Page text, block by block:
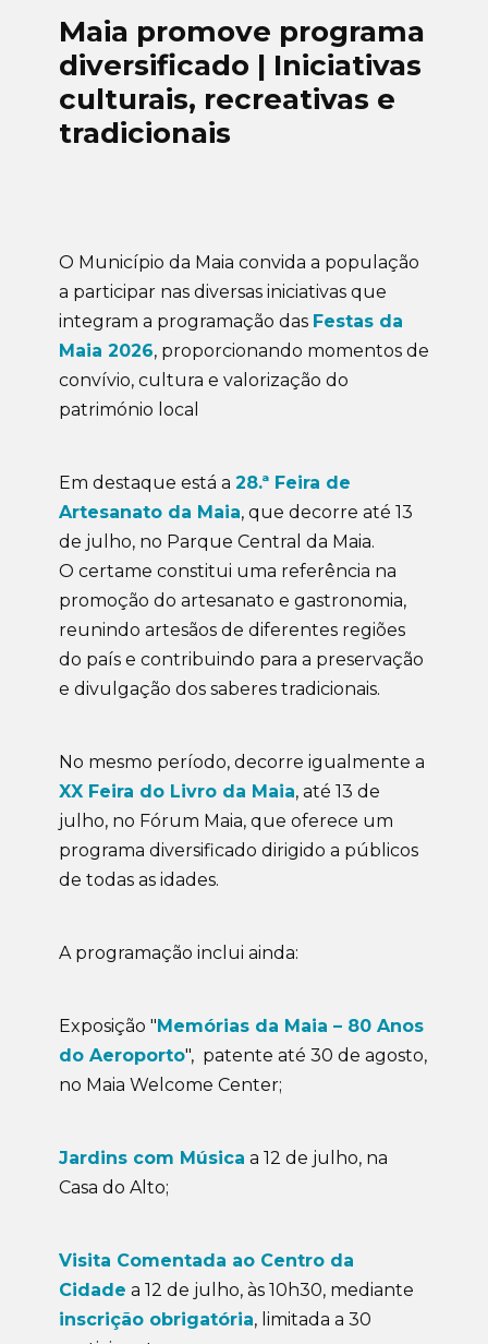
Maia promove programa
diversificado | Iniciativas
culturais, recreativas e
tradicionais
O Município da Maia convida a população
a participar nas diversas iniciativas que
integram a programação das Festas da
Maia 2026, proporcionando momentos de
convívio, cultura e valorização do
património local
Em destaque está a 28.ª Feira de
Artesanato da Maia, que decorre até 13
de julho, no Parque Central da Maia.
O certame constitui uma referência na
promoção do artesanato e gastronomia,
reunindo artesãos de diferentes regiões
do país e contribuindo para a preservação
e divulgação dos saberes tradicionais.
No mesmo período, decorre igualmente a
XX Feira do Livro da Maia, até 13 de
julho, no Fórum Maia, que oferece um
programa diversificado dirigido a públicos
de todas as idades.
A programação inclui ainda:
Exposição "Memórias da Maia – 80 Anos
do Aeroporto", patente até 30 de agosto,
no Maia Welcome Center;
Jardins com Música a 12 de julho, na
Casa do Alto;
Visita Comentada ao Centro da
Cidade a 12 de julho, às 10h30, mediante
inscrição obrigatória, limitada a 30